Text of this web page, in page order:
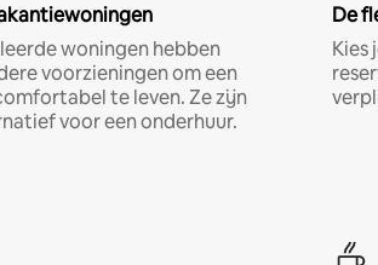
woningen hebben
voorzieningen om een
te leven. Ze zijn
voor een onderhuur.
De
Kies